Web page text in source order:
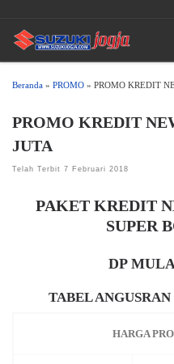
Beranda » PROMO » PROMO KREDIT
PROMO KREDIT
JUTA
Telah Terbit 7 Februari 2018
PAKET KREDIT
SUPER
DP
TABEL
HARGA